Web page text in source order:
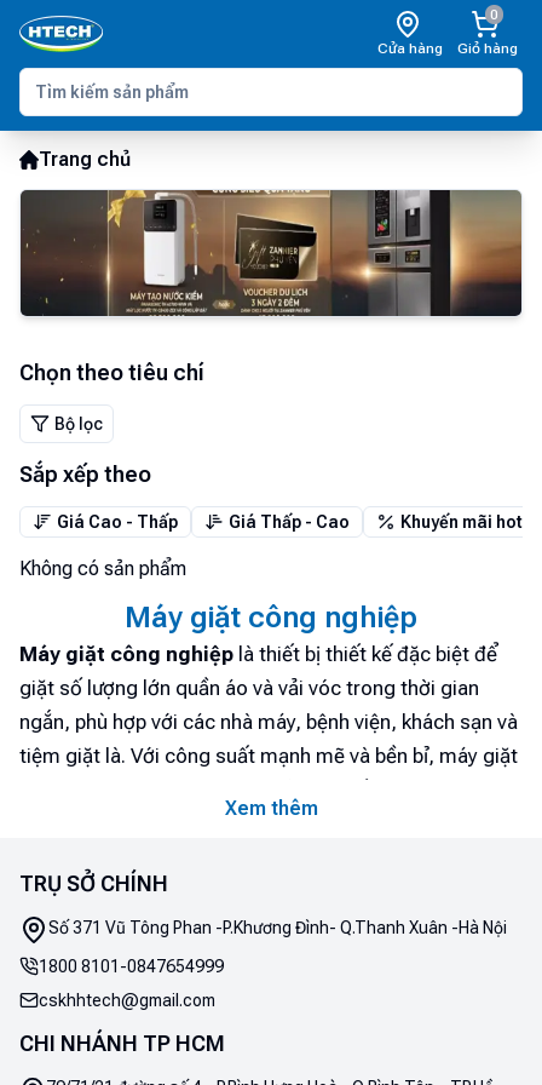
Cửa hàng
0
Giỏ hàng
Trang chủ
Chọn theo tiêu chí
Bộ lọc
Sắp xếp theo
Giá Cao - Thấp Giá Thấp - Cao Khuyến mãi hot
Không có sản phẩm
Máy giặt công nghiệp
Máy giặt công nghiệp là thiết bị thiết kế đặc biệt để
giặt số lượng lớn quần áo và vải vóc trong thời gian
ngắn, phù hợp với các nhà máy, bệnh viện, khách sạn và
tiệm giặt là. Với công suất mạnh mẽ và bền bỉ, máy giặt
năng lượng và nước. Các máy này thường được trang bị
khối lượng lớn đồ giặt một cách hiệu quả. Sự kết hợp
giữa tính năng tiên tiến và khả năng vận hành ổn định
giúp máy giặt công nghiệp trở thành lựa chọn lý tưởng
cho các cơ sở cần giặt số lượng lớn trong môi trường
khối lượng công việc cao. Để tìm hiểu thêm về những ưu
Xem thêm
TRỤ SỞ CHÍNH
Số 371 Vũ Tông Phan -P.Khương Đình- Q.Thanh Xuân -Hà Nội
1800 8101 -0847654999
cskhhtech@gmail.com
CHI NHÁNH TP HCM